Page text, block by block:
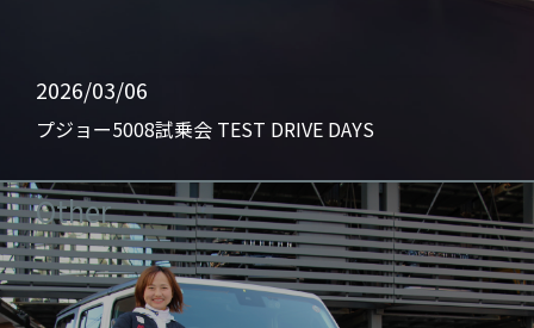
2026/03/06
プジョー5008試乗会 TEST DRIVE DAYS
Other